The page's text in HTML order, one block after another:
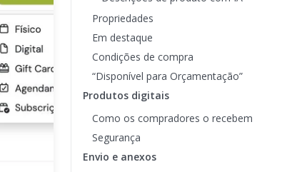
Propriedades
Em destaque
Condições de compra
“Disponível para Orçamentação”
Produtos digitais
Como os compradores o recebem
Segurança
Envio e anexos